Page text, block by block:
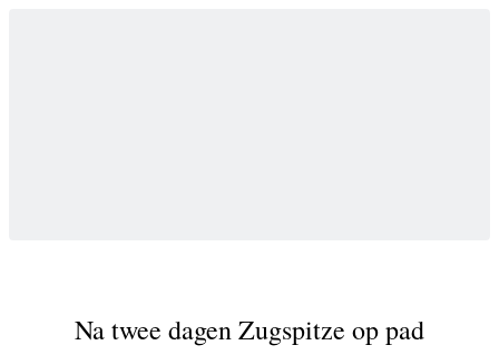
Na twee dagen Zugspitze op pad